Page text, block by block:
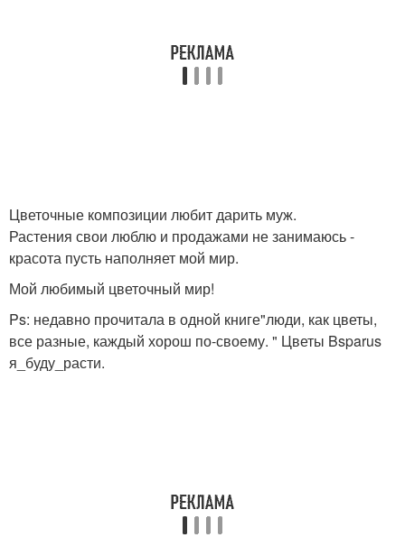
Цветочные композиции любит дарить муж.
Растения свои люблю и продажами не занимаюсь -
красота пусть наполняет мой мир.
Мой любимый цветочный мир!
Ps: недавно прочитала в одной книге"люди, как цветы,
все разные, каждый хорош по-своему. " Цветы Bsparus
я_буду_расти.